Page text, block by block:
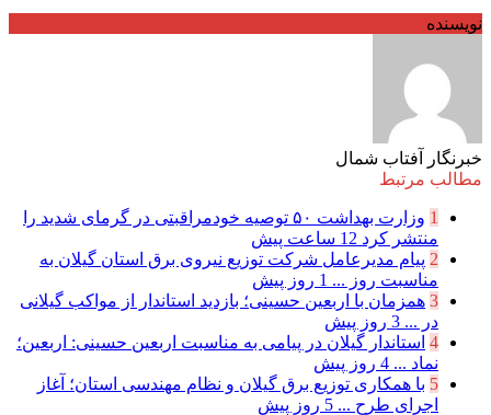
نویسنده
خبرنگار آفتاب شمال
مطالب مرتبط
1
وزارت بهداشت ۵۰ توصیه خودمراقبتی در گرمای شدید را
منتشر کرد 12 ساعت پیش
2 پیام مدیرعامل شركت توزیع نیروی برق استان گیلان به
مناسبت روز ... 1 روز پیش
3 همزمان با اربعین حسینی؛ بازدید استاندار از مواکب گیلانی
در ... 3 روز پیش
4 استاندار گیلان در پیامی به مناسبت اربعین حسینی: اربعین؛
نماد ... 4 روز پیش
5 با همکاری توزیع برق گیلان و نظام مهندسی استان؛ آغاز
اجرای طرح ... 5 روز پیش